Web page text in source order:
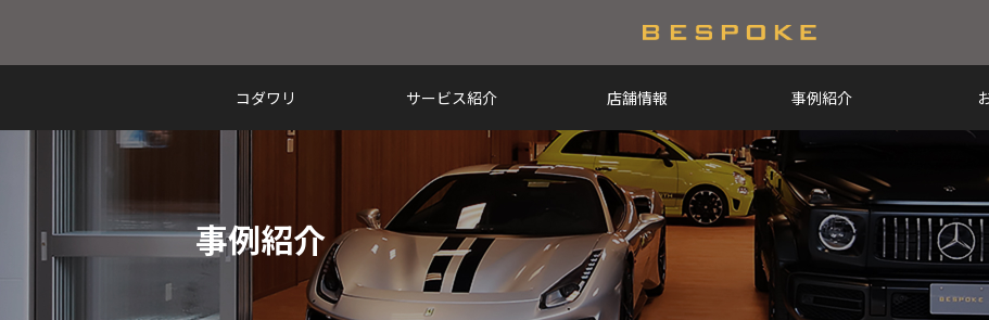
コダワリ サービス紹介 店舗情報 事例紹介
事例紹介